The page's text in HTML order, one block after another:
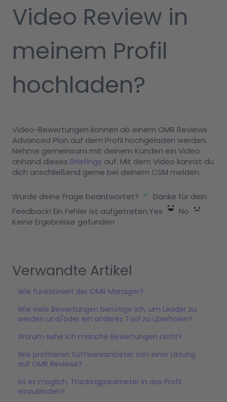
Video Review in
meinem Profil
hochladen?
Video-Bewertungen können ab einem OMR Reviews
Advanced Plan auf dem Profil hochgeladen werden.
Nehme gemeinsam mit deinem Kunden ein Video
anhand dieses Briefings auf. Mit dem Video kannst du
dich anschließend gerne bei deinem CSM melden.
Wurde deine Frage beantwortet?
Danke für dein
Feedback! Ein Fehler ist aufgetreten.Yes
No
Keine Ergebnisse gefunden
Verwandte Artikel
Wie funktioniert der OMR Manager?
Wie viele Bewertungen benötige ich, um Leader zu
werden und/oder ein anderes Tool zu überholen?
Warum sehe ich manche Bewertungen nicht?
Wie profitieren Softwareanbieter von einer Listung
auf OMR Reviews?
Ist es möglich, Trackingparameter in das Profil
einzubinden?